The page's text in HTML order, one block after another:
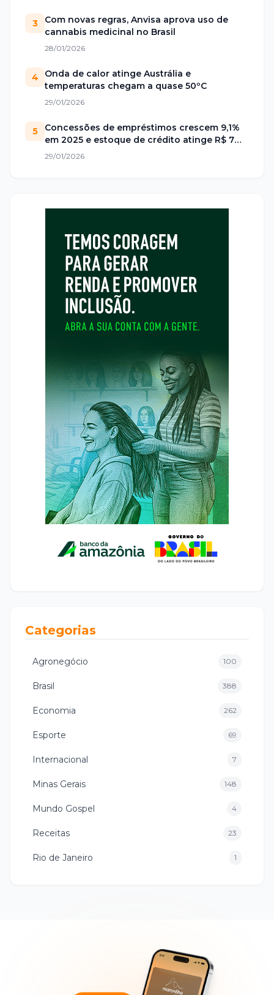
3
Com novas regras, Anvisa aprova uso de
cannabis medicinal no Brasil
28/01/2026
4
Onda de calor atinge Austrália e
temperaturas chegam a quase 50ºC
29/01/2026
5
Concessões de empréstimos crescem 9,1%
em 2025 e estoque de crédito atinge R$ 7
trilhões no Brasil
29/01/2026
Categorias
Agronegócio 100
Brasil 388
Economia 262
Esporte 69
Internacional 7
Minas Gerais 148
Mundo Gospel 4
Receitas 23
Rio de Janeiro 1